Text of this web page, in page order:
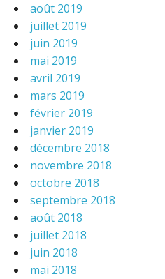
août 2019
juillet 2019
juin 2019
mai 2019
avril 2019
mars 2019
février 2019
janvier 2019
décembre 2018
novembre 2018
octobre 2018
septembre 2018
août 2018
juillet 2018
juin 2018
mai 2018